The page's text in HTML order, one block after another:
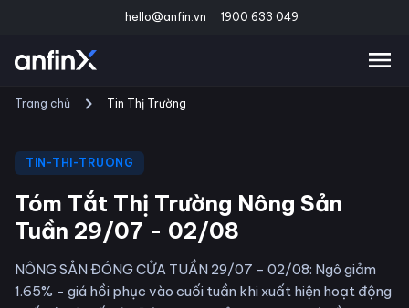
hello@anfin.vn 1900 633 049
Trang chủ Tin Thị Trường
TIN-THI-TRUONG
Tóm Tắt Thị Trường Nông Sản
Tuần 29/07 - 02/08
NÔNG SẢN ĐÓNG CỬA TUẦN 29/07 - 02/08: Ngô giảm
1.65% - giá hồi phục vào cuối tuần khi xuất hiện hoạt động